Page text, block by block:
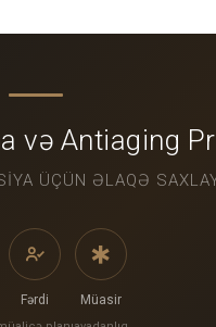
və Antiaging
ÜÇÜN ƏLAQƏ
Fərdi Müasir